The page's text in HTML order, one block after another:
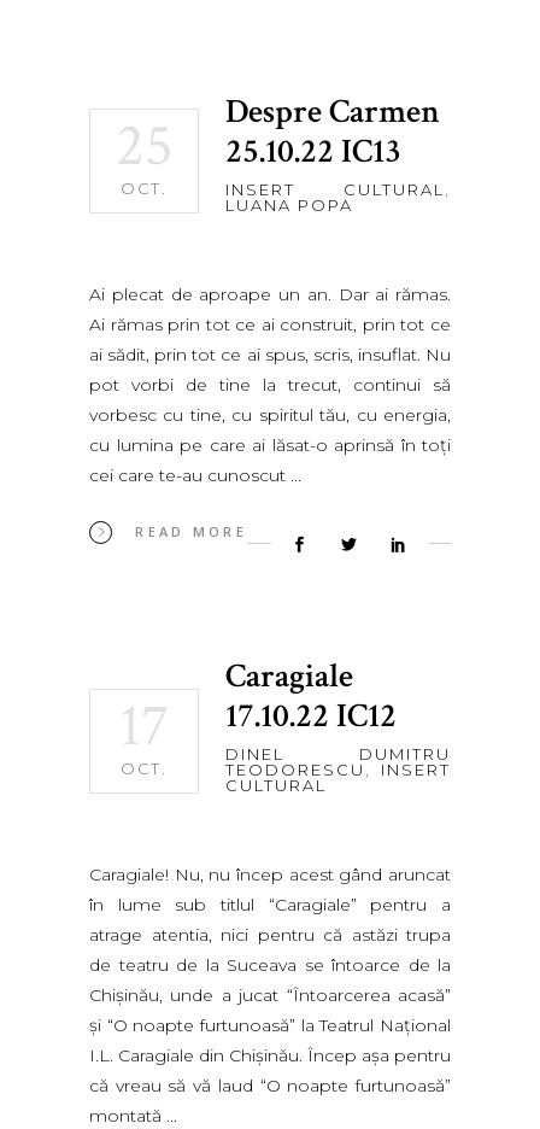
25
OCT.
Despre Carmen
25.10.22 IC13
INSERT CULTURAL,
LUANA POPA
Ai plecat de aproape un an. Dar ai rămas.
Ai rămas prin tot ce ai construit, prin tot ce
ai sădit, prin tot ce ai spus, scris, insuflat. Nu
pot vorbi de tine la trecut, continui să
vorbesc cu tine, cu spiritul tău, cu energia,
cu lumina pe care ai lăsat-o aprinsă în toţi
cei care te-au cunoscut
READ MORE
17
OCT.
Caragiale
17.10.22 IC12
DINEL DUMITRU
TEODORESCU , INSERT
CULTURAL
Caragiale! Nu, nu încep acest gând aruncat
în lume sub titlul “Caragiale” pentru a
atrage atentia, nici pentru că astăzi trupa
de teatru de la Suceava se întoarce de la
Chişinău, unde a jucat “Întoarcerea acasă”
şi “O noapte furtunoasă” la Teatrul Naţional
I.L. Caragiale din Chişinău. Încep aşa pentru
că vreau să vă laud “O noapte furtunoasă”
montată